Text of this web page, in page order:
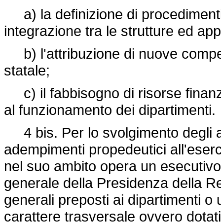
a) la definizione di
integrazione tra le strutture ed
b) l'attribuzione di nuove
statale;
c) il fabbisogno di risorse
al funzionamento dei dipartimenti.
4 bis. Per lo svolgimento degli
adempimenti propedeutici
nel suo ambito opera un
generale della Presidenza della
generali preposti ai dipartimenti
carattere trasversale ovvero